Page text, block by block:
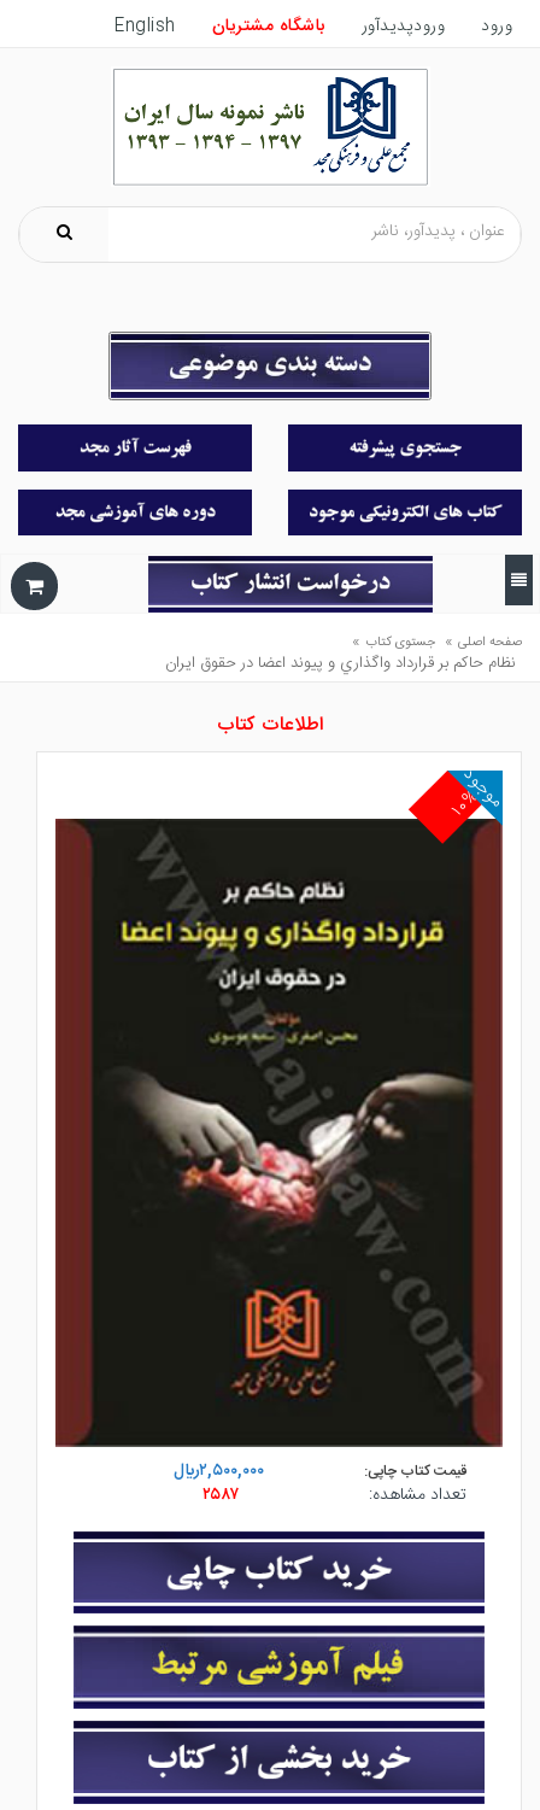
ورود ورودپدیدآور باشگاه مشتریان English
صفحه اصلی » جستوی کتاب »
نظام حاكم بر قرارداد واگذاري و پيوند اعضا در حقوق ايران
اطلاعات کتاب
۱۰%
موجود
قیمت کتاب چاپی:
۲,۵۰۰,۰۰۰ريال
تعداد مشاهده:
۲۵۸۷